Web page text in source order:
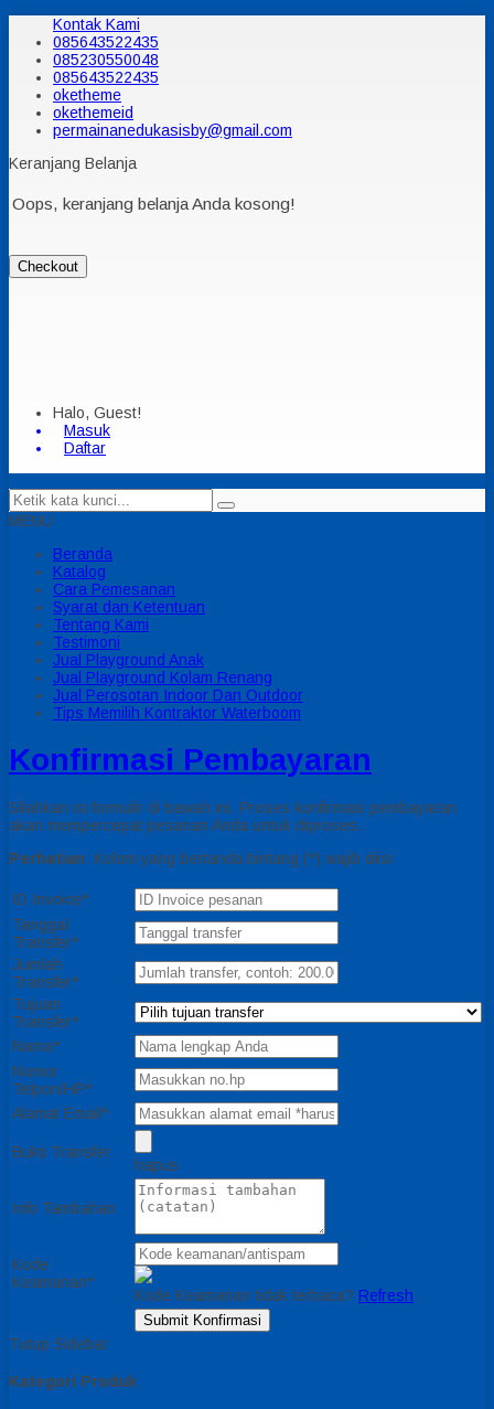
Kontak Kami
085643522435
085230550048
085643522435
oketheme
okethemeid
permainanedukasisby@gmail.com
Keranjang Belanja
Oops, keranjang belanja Anda kosong!
Checkout
Halo, Guest!
Masuk
Daftar
MENU
Beranda
Katalog
Cara Pemesanan
Syarat dan Ketentuan
Tentang Kami
Testimoni
Jual Playground Anak
Jual Playground Kolam Renang
Jual Perosotan Indoor Dan Outdoor
Tips Memilih Kontraktor Waterboom
Konfirmasi Pembayaran
Silahkan isi formulir di bawah ini. Proses konfirmasi pembayaran
akan mempercepat pesanan Anda untuk diproses.
Perhatian: Kolom yang bertanda bintang (*) wajib diisi
ID Invoice*
Tanggal
Transfer*
Jumlah
Transfer*
Tujuan
Transfer*
Nama*
Nomor
Telpon/HP*
Alamat Email*
Bukti Transfer
hapus
Info Tambahan
Kode
Keamanan*
Kode Keamanan tidak terbaca? Refresh
Submit Konfirmasi
Tutup Sidebar
Kategori Produk